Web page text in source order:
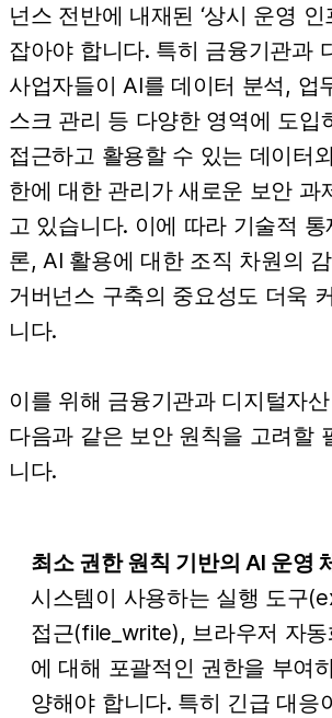
넌스 전반에 내재된 ‘상시 운영 인
잡아야 합니다. 특히 금융기관과
사업자들이 AI를 데이터 분석, 업
스크 관리 등 다양한 영역에 도입
접근하고 활용할 수 있는 데이터
한에 대한 관리가 새로운 보안 과
고 있습니다. 이에 따라 기술적
론, AI 활용에 대한 조직 차원의
거버넌스 구축의 중요성도 더욱
니다.
이를 위해 금융기관과 디지털자
다음과 같은 보안 원칙을 고려할
니다.
최소 권한 원칙 기반의 AI 운영
시스템이 사용하는 실행 도구
접근(file_write), 브라우저 자
에 대해 포괄적인 권한을 부여
양해야 합니다. 특히 긴급 대응